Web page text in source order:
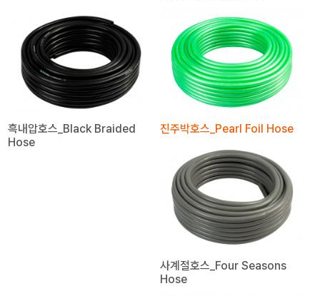
흑내압호스_Black Braided
Hose
진주박호스_Pearl Foil Hose
사계절호스_Four Seasons
Hose